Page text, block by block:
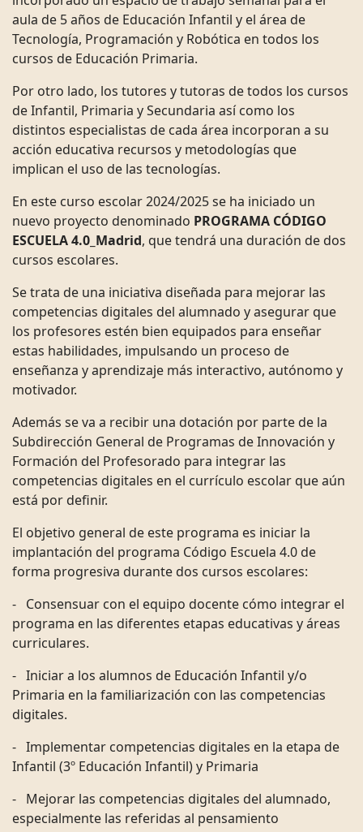
aula de 5 años de Educación Infantil y el área de
Tecnología, Programación y Robótica en todos los
cursos de Educación Primaria.
Por otro lado, los tutores y tutoras de todos los cursos
de Infantil, Primaria y Secundaria así como los
distintos especialistas de cada área incorporan a su
acción educativa recursos y metodologías que
implican el uso de las tecnologías.
En este curso escolar 2024/2025 se ha iniciado un
nuevo proyecto denominado PROGRAMA CÓDIGO
ESCUELA 4.0_Madrid, que tendrá una duración de dos
cursos escolares.
Se trata de una iniciativa diseñada para mejorar las
competencias digitales del alumnado y asegurar que
los profesores estén bien equipados para enseñar
estas habilidades, impulsando un proceso de
enseñanza y aprendizaje más interactivo, autónomo y
motivador.
Además se va a recibir una dotación por parte de la
Subdirección General de Programas de Innovación y
Formación del Profesorado para integrar las
competencias digitales en el currículo escolar que aún
está por definir.
El objetivo general de este programa es iniciar la
implantación del programa Código Escuela 4.0 de
forma progresiva durante dos cursos escolares:
- Consensuar con el equipo docente cómo integrar el
programa en las diferentes etapas educativas y áreas
curriculares.
- Iniciar a los alumnos de Educación Infantil y/o
Primaria en la familiarización con las competencias
digitales.
- Implementar competencias digitales en la etapa de
Infantil (3º Educación Infantil) y Primaria
- Mejorar las competencias digitales del alumnado,
especialmente las referidas al pensamiento